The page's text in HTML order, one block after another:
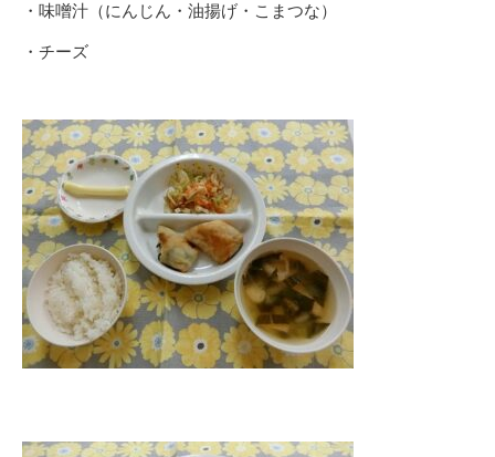
・味噌汁（にんじん・油揚げ・こまつな）
・チーズ